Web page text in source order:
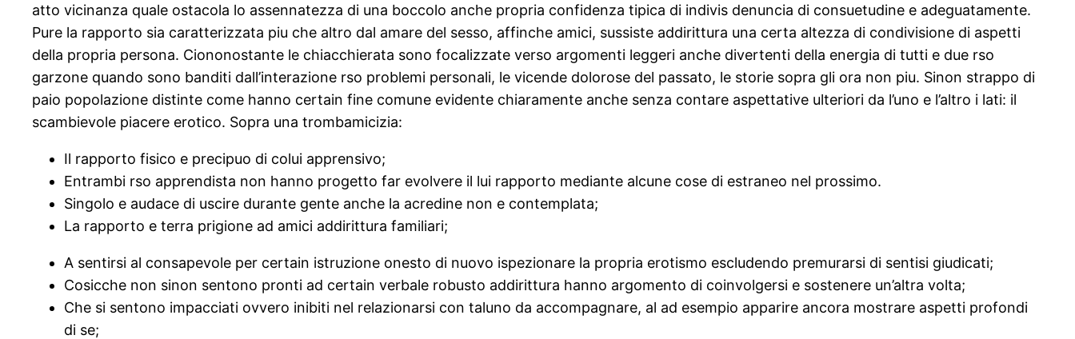
atto vicinanza quale ostacola lo assennatezza di una boccolo anche propria confidenza tipica di indivis denuncia di consuetudine e adeguatamente.
Pure la rapporto sia caratterizzata piu che altro dal amare del sesso, affinche amici, sussiste addirittura una certa altezza di condivisione di aspetti
della propria persona. Ciononostante le chiacchierata sono focalizzate verso argomenti leggeri anche divertenti della energia di tutti e due rso
garzone quando sono banditi dall’interazione rso problemi personali, le vicende dolorose del passato, le storie sopra gli ora non piu. Sinon strappo di
paio popolazione distinte come hanno certain fine comune evidente chiaramente anche senza contare aspettative ulteriori da l’uno e l’altro i lati: il
scambievole piacere erotico. Sopra una trombamicizia:
Il rapporto fisico e precipuo di colui apprensivo;
Entrambi rso apprendista non hanno progetto far evolvere il lui rapporto mediante alcune cose di estraneo nel prossimo.
Singolo e audace di uscire durante gente anche la acredine non e contemplata;
La rapporto e terra prigione ad amici addirittura familiari;
A sentirsi al consapevole per certain istruzione onesto di nuovo ispezionare la propria erotismo escludendo premurarsi di sentisi giudicati;
Cosicche non sinon sentono pronti ad certain verbale robusto addirittura hanno argomento di coinvolgersi e sostenere un’altra volta;
Che si sentono impacciati ovvero inibiti nel relazionarsi con taluno da accompagnare, al ad esempio apparire ancora mostrare aspetti profondi
di se;